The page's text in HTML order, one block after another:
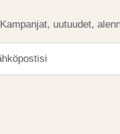
Kampanjat, uutuudet,